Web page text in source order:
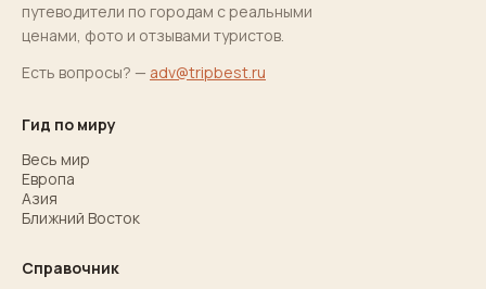
путеводители по городам с реальными
ценами, фото и отзывами туристов.
Есть вопросы? — adv@tripbest.ru
Гид по миру
Весь мир
Европа
Азия
Ближний Восток
Справочник